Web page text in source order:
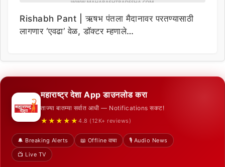
Rishabh Pant | ऋषभ पंतला मैदानावर परतण्यासाठी
लागणार ‘एवढा’ वेळ, डॉक्टर म्हणाले…
महाराष्ट्र देशा App डाउनलोड करा
ताज्या बातम्या सर्वात आधी — Notifications सकट!
★★★★★ 4.8 (12K+ reviews)
🔔 Breaking Alerts 📖 Offline वाचा
🎙️ Audio News
📺 Live TV